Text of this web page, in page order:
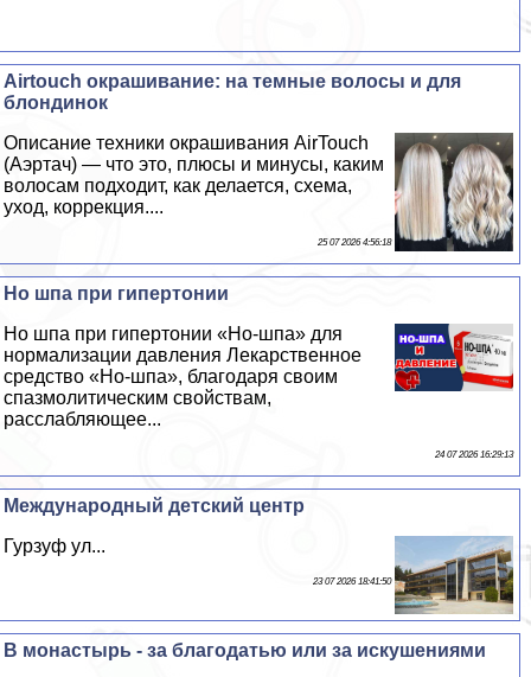
Airtouch окрашивание: на темные волосы и для
блондинок
Описание техники окрашивания AirTouch
(Аэртач) — что это, плюсы и минусы, каким
волосам подходит, как делается, схема,
уход, коррекция....
25 07 2026 4:56:18
Но шпа при гипертонии
Но шпа при гипертонии «Но-шпа» для
нормализации давления Лекарственное
средство «Но-шпа», благодаря своим
спазмолитическим свойствам,
расслабляющее...
24 07 2026 16:29:13
Международный детский центр
Гурзуф ул...
23 07 2026 18:41:50
В монастырь - за благодатью или за искушениями